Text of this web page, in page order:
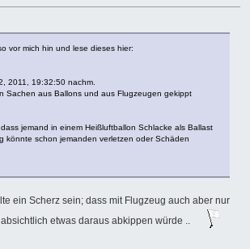
vor mich hin und lese dieses hier:
2011, 19:32:50 nachm.
Sachen aus Ballons und aus Flugzeugen gekippt
jemand in einem Heißluftballon Schlacke als Ballast
könnte schon jemanden verletzen oder Schäden
ein Scherz sein; dass mit Flugzeug auch aber nur
etwas daraus abkippen würde ..